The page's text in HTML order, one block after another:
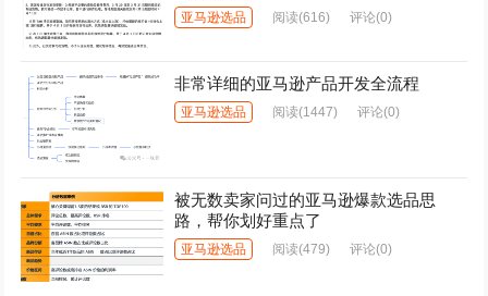
亚马逊选品 阅读(616) 评论(0)
非常详细的亚马逊产品开发全流程
亚马逊选品 阅读(1447) 评论(0)
被无数卖家问过的亚马逊爆款选品思
路，帮你划好重点了
亚马逊选品 阅读(479) 评论(0)